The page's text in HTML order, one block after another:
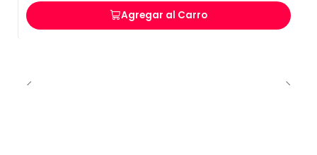
Agregar al Carro